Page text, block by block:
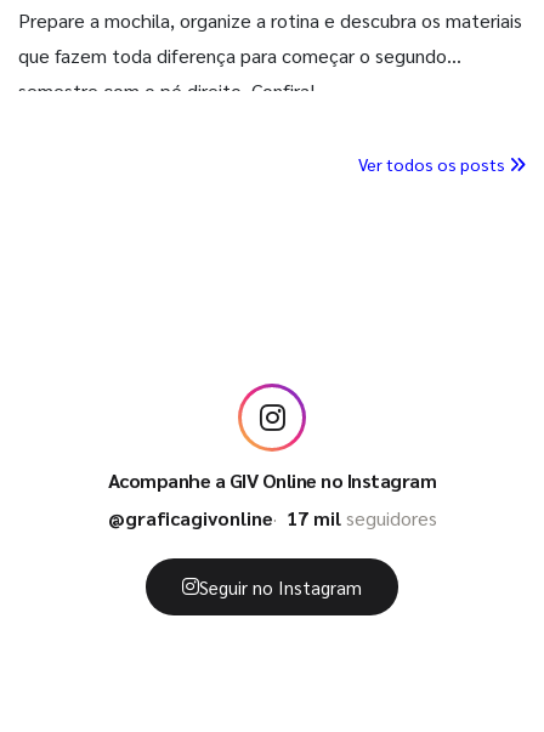
Prepare a mochila, organize a rotina e descubra os materiais
que fazem toda diferença para começar o segundo
semestre com o pé direito. Confira!
Ver todos os posts
Acompanhe a GIV Online no Instagram
@graficagivonline
17 milseguidores
Seguir no Instagram